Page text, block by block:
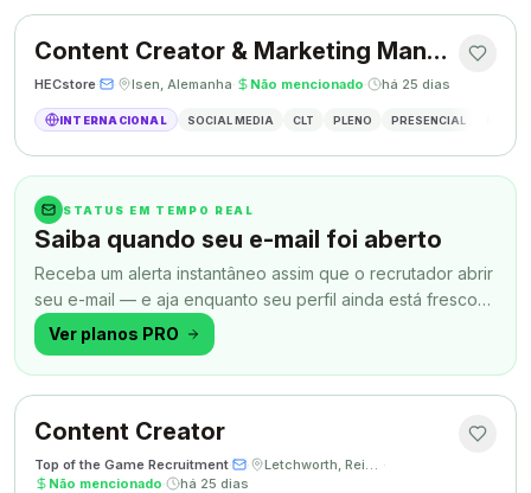
Content Creator & Marketing Manager
HECstore· · Isen, Alemanha· Não mencionado· há 25 dias
INTERNACIONAL SOCIAL MEDIA CLT PLENO PRESENCIAL
STATUS EM TEMPO REAL
Saiba quando seu e-mail foi aberto
Receba um alerta instantâneo assim que o recrutador abrir
seu e-mail — e aja enquanto seu perfil ainda está fresco
na memória.
Ver planos PRO
Content Creator
Top of the Game Recruitment· · Letchworth, Reino Unido ·
Não mencionado· há 25 dias